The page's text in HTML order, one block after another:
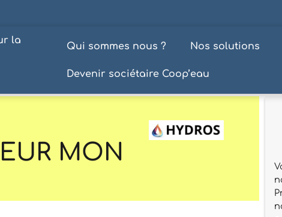
la
Qui sommes nous ? Nos solutions
Devenir sociétaire Coop’eau
MON